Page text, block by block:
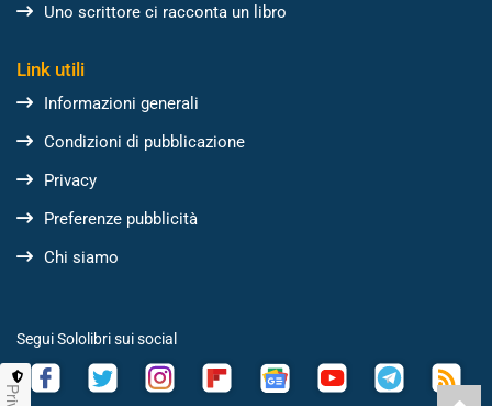
Uno scrittore ci racconta un libro
Link utili
Informazioni generali
Condizioni di pubblicazione
Privacy
Preferenze pubblicità
Chi siamo
Segui Sololibri sui social